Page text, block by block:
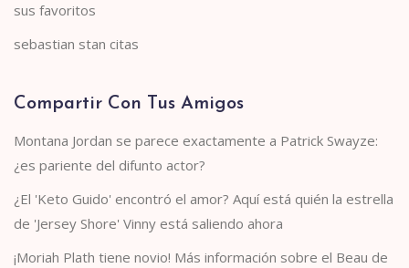
sus favoritos
sebastian stan citas
Compartir Con Tus Amigos
Montana Jordan se parece exactamente a Patrick Swayze:
¿es pariente del difunto actor?
¿El 'Keto Guido' encontró el amor? Aquí está quién la estrella
de 'Jersey Shore' Vinny está saliendo ahora
¡Moriah Plath tiene novio! Más información sobre el Beau de